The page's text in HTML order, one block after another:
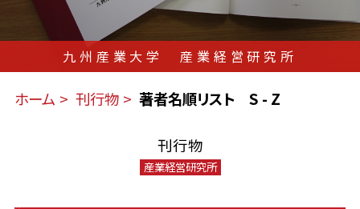
九州産業大学 産業経営研究所
ホーム 刊行物 著者名順リスト S - Z
刊行物
産業経営研究所